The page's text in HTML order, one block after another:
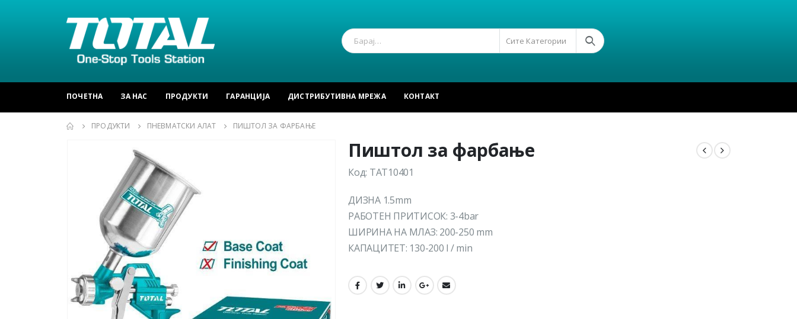
Сите Категории
ПОЧЕТНА ЗА НАС ПРОДУКТИ ГАРАНЦИЈА ДИСТРИБУТИВНА МРЕЖА КОНТАКТ
ПРОДУКТИ ПНЕВМАТСКИ АЛАТ ПИШТОЛ ЗА ФАРБАЊЕ
Пиштол за фарбање
Код: TAT10401
ДИЗНА 1.5mm
РАБОТЕН ПРИТИСОК: 3-4bar
ШИРИНА НА МЛАЗ: 200-250 mm
КАПАЦИТЕТ: 130-200 l / min